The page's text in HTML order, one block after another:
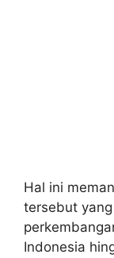
Hal ini
tersebut
Indonesia